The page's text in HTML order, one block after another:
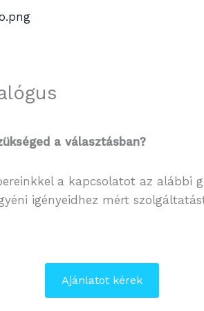
a választásban?
a kapcsolatot az alábbi
igényeidhez mért
Ajánlatot kérek